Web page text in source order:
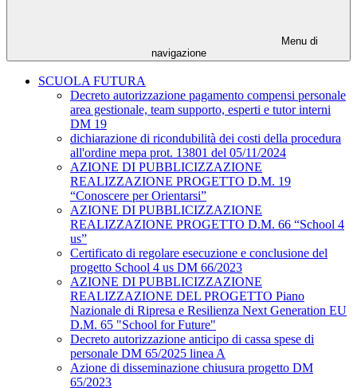
Menu di
navigazione
SCUOLA FUTURA
Decreto autorizzazione pagamento compensi personale
area gestionale, team supporto, esperti e tutor interni
DM 19
dichiarazione di ricondubilità dei costi della procedura
all'ordine mepa prot. 13801 del 05/11/2024
AZIONE DI PUBBLICIZZAZIONE
REALIZZAZIONE PROGETTO D.M. 19
“Conoscere per Orientarsi”
AZIONE DI PUBBLICIZZAZIONE
REALIZZAZIONE PROGETTO D.M. 66 “School 4
us”
Certificato di regolare esecuzione e conclusione del
progetto School 4 us DM 66/2023
AZIONE DI PUBBLICIZZAZIONE
REALIZZAZIONE DEL PROGETTO Piano
Nazionale di Ripresa e Resilienza Next Generation EU
D.M. 65 "School for Future"
Decreto autorizzazione anticipo di cassa spese di
personale DM 65/2025 linea A
Azione di disseminazione chiusura progetto DM
65/2023